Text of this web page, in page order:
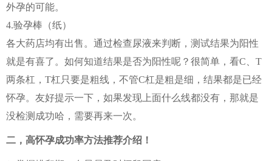
外孕的可能。
4.验孕棒（纸）
各大药店均有出售。通过检查尿液来判断，测试结果为阳性
就是有喜了。如何知道结果是否为阳性呢？很简单，看C、T
两条杠，T杠只要是粗线，不管C杠是粗是细，结果都是已经
怀孕。友好提示一下，如果发现上面什么线都没有，那就是
没检测成功哈，需要再来一次。
二，高怀孕成功率方法推荐介绍！